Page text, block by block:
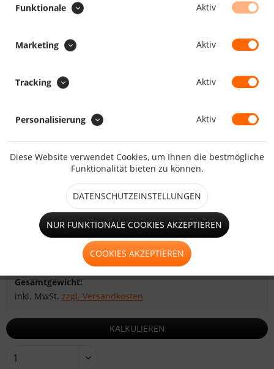
Preis:/:
VERSANDOPTION :
Zwischensumme:
Gesamtsumme:
Gesamtgewicht:
inkl. MwSt.zzgl. Versandkosten
KALKULIEREN
Funktionale Aktiv
Marketing Aktiv
Tracking Aktiv
Personalisierung Aktiv
Diese Website verwendet Cookies, um Ihnen die bestmögliche
Funktionalität bieten zu können.
DATENSCHUTZEINSTELLUNGEN
NUR FUNKTIONALE COOKIES AKZEPTIEREN
COOKIES AKZEPTIEREN